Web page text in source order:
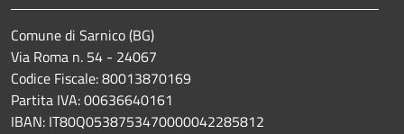
Comune di Sarnico (BG)
Via Roma n. 54 - 24067
Codice Fiscale: 80013870169
Partita IVA: 00636640161
IBAN: IT80Q0538753470000042285812